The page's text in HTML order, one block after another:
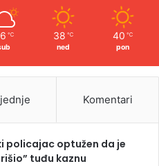
℃ 38 ℃
ned
40 ℃
pon
Komentari
policajac optužen da je
tuđu kaznu